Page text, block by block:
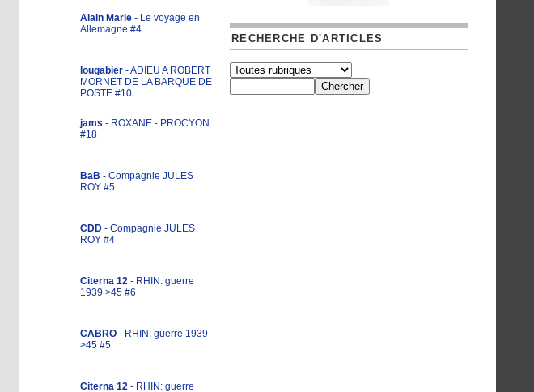
Alain Marie - Le voyage en
Allemagne #4
lougabier - ADIEU A ROBERT
MORNET DE LA BARQUE DE
POSTE #10
jams - ROXANE - PROCYON
#18
BaB - Compagnie JULES
ROY #5
CDD - Compagnie JULES
ROY #4
Citerna 12 - RHIN: guerre
1939 >45 #6
CABRO - RHIN: guerre 1939
>45 #5
Citerna 12 - RHIN: guerre
RECHERCHE D'ARTICLES